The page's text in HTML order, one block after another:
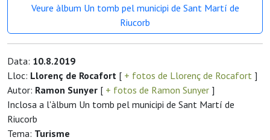
Veure àlbum Un tomb pel municipi de Sant Martí de
Riucorb
Data: 10.8.2019
Lloc: Llorenç de Rocafort [ + fotos de Llorenç de Rocafort ]
Autor: Ramon Sunyer [ + fotos de Ramon Sunyer ]
Inclosa a l'àlbum Un tomb pel municipi de Sant Martí de
Riucorb
Tema: Turisme